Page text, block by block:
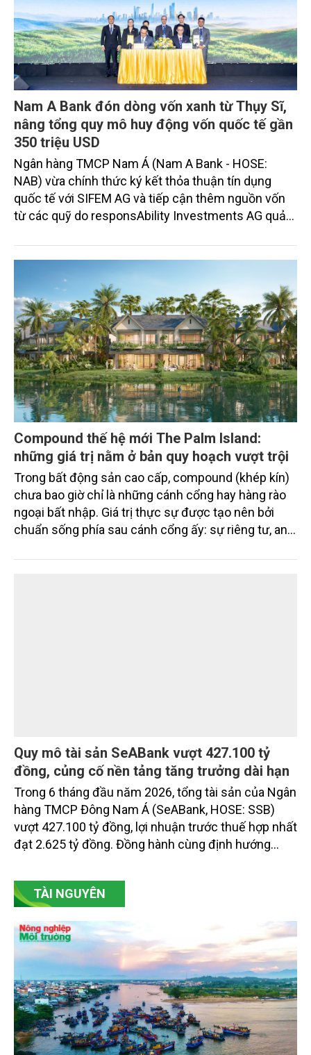
Nam A Bank đón dòng vốn xanh từ Thụy Sĩ,
nâng tổng quy mô huy động vốn quốc tế gần
350 triệu USD
Ngân hàng TMCP Nam Á (Nam A Bank - HOSE:
NAB) vừa chính thức ký kết thỏa thuận tín dụng
quốc tế với SIFEM AG và tiếp cận thêm nguồn vốn
từ các quỹ do responsAbility Investments AG quản
thu hút thành công từ đầu năm đến nay lên gần 350
Compound thế hệ mới The Palm Island:
những giá trị nằm ở bản quy hoạch vượt trội
Trong bất động sản cao cấp, compound (khép kín)
chưa bao giờ chỉ là những cánh cổng hay hàng rào
ngoại bất nhập. Giá trị thực sự được tạo nên bởi
chuẩn sống phía sau cánh cổng ấy: sự riêng tư, an
vụ được thiết kế dành riêng cho họ.
Quy mô tài sản SeABank vượt 427.100 tỷ
đồng, củng cố nền tảng tăng trưởng dài hạn
Trong 6 tháng đầu năm 2026, tổng tài sản của Ngân
hàng TMCP Đông Nam Á (SeABank, HOSE: SSB)
vượt 427.100 tỷ đồng, lợi nhuận trước thuế hợp nhất
đạt 2.625 tỷ đồng. Đồng hành cùng định hướng
SeABank tiếp tục duy trì hoạt động hiệu quả, mở
rộng tín dụng, củng cố nguồn vốn và đảm bảo các
TÀI NGUYÊN